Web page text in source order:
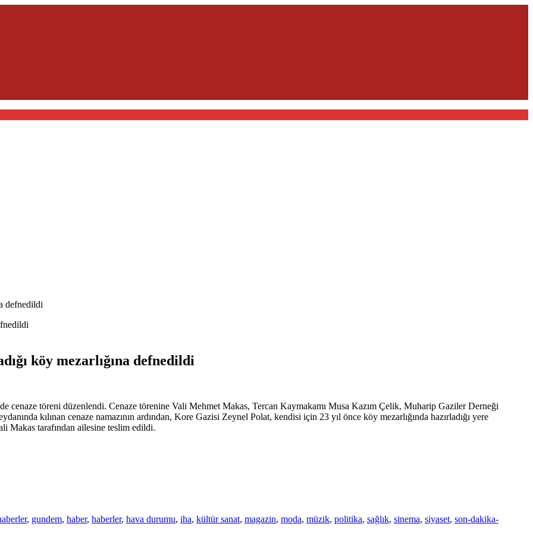
defnedildi
köy mezarlığına defnedildi
cenaze töreni düzenlendi. Cenaze törenine Vali Mehmet Makas, Tercan Kaymakamı Musa Kazım Çelik, Muharip Gaziler Derneği
kılınan cenaze namazının ardından, Kore Gazisi Zeynel Polat, kendisi için 23 yıl önce köy mezarlığında hazırladığı yere
Makas tarafından ailesine teslim edildi.
, gundem, haber, haberler, hava durumu, iha, kültür sanat, magazin, moda, müzik, politika, sağlık, sinema, siyaset, son-dakika-